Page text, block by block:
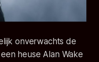
onverwachts de
heuse Alan Wake